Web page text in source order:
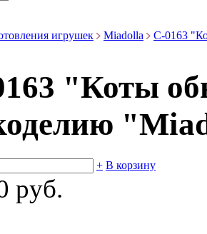
игрушек Miadolla C-0163
"Коты
+ В корзину
руб.